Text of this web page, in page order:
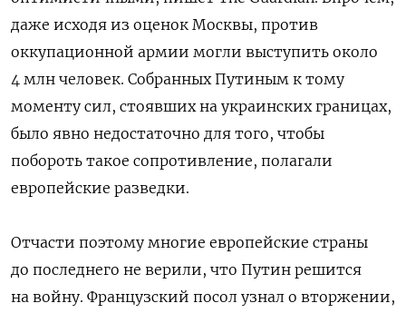
даже исходя из оценок Москвы, против
оккупационной армии могли выступить около
4 млн человек. Собранных Путиным к тому
моменту сил, стоявших на украинских границах,
было явно недостаточно для того, чтобы
побороть такое сопротивление, полагали
европейские разведки.
Отчасти поэтому многие европейские страны
до последнего не верили, что Путин решится
на войну. Французский посол узнал о вторжении,